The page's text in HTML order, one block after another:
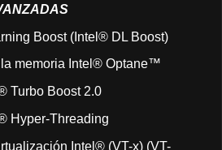
Boost (Intel® DL Boost)
memoria Intel® Optane™
Turbo Boost 2.0
Hyper-Threading
Intel® (VT-x) (VT-